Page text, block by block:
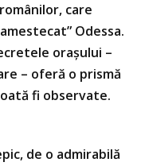
care
Odessa.
orașului –
– oferă o prismă
fi observate.
de o admirabilă